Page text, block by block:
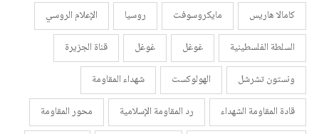
كامالا هاريس
مايكروسوفت روسيا
الإعلام الروسي
السلطة الفلسطينية
غوغل غوغل
قناة الجزيرة
ونستون تشرشل
الهولوكست
شهداء المقاومة
قادة المقاومة الشهداء
رد المقاومة الإسلامية
محور المقاومة